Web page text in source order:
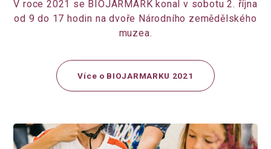
V roce 2021 se BIOJARMARK konal v sobotu 2. října
od 9 do 17 hodin na dvoře Národního zemědělského
muzea.
Více o BIOJARMARKU 2021